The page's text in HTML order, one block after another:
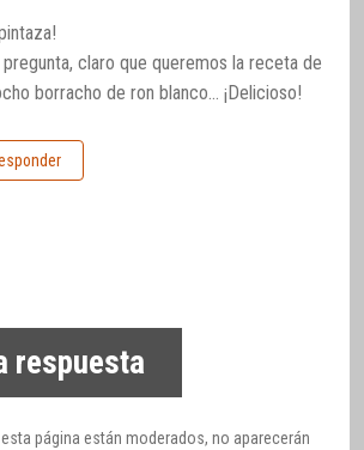
pregunta, claro que queremos la receta de
borracho de ron blanco… ¡Delicioso!
respuesta
página están moderados, no aparecerán